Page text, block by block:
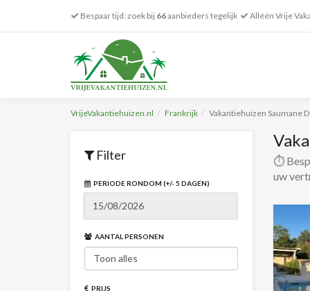
Bespaar tijd: zoek bij 66aanbieders tegelijk Alléén Vrije
VrijeVakantiehuizen.nl Frankrijk Vakantiehuizen Saumane
Filter
PERIODE RONDOM (+/- 5 DAGEN)
AANTAL PERSONEN
PRIJS
⏱️
uw